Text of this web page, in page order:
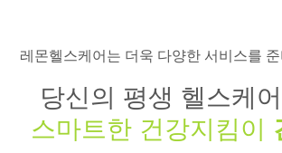
레몬헬스케어는 더욱 다양한 서비스를
당신의 평생 헬스케
스마트한 건강지킴이